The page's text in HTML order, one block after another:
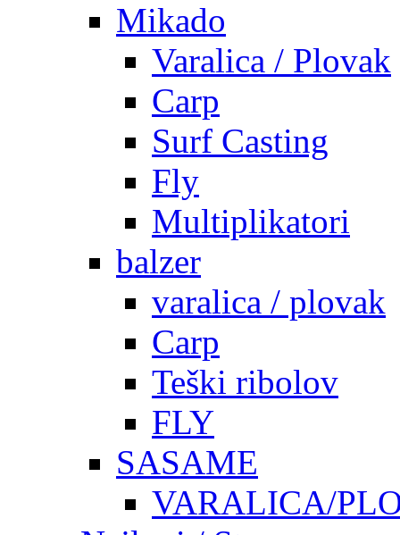
Mikado
Varalica / Plovak
Carp
Surf Casting
Fly
Multiplikatori
balzer
varalica / plovak
Carp
Teški ribolov
FLY
SASAME
VARALICA/